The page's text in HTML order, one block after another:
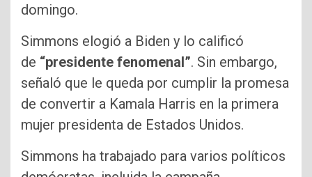
domingo.
Simmons elogió a Biden y lo calificó
de “presidente fenomenal”. Sin embargo,
señaló que le queda por cumplir la promesa
de convertir a Kamala Harris en la primera
mujer presidenta de Estados Unidos.
Simmons ha trabajado para varios políticos